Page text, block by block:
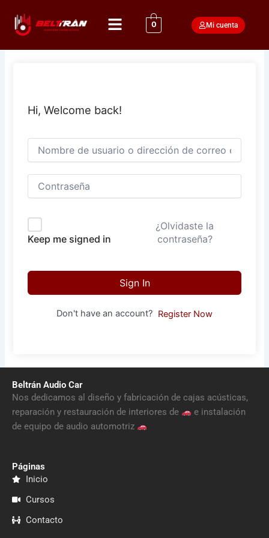
contenido
Menú 0 Mi cuenta
Hi, Welcome back!
Keep me signed in
¿Olvidaste la
contraseña?
Sign In
Don't have an account? Register Now
Beltrán Audio Car
Nos dedicamos al diseño y fabricación de cajas acústicas,
reparación y restauración de interiores de
e instalación
de equipo de audio automotriz
Páginas
Inicio
Cursos
Contacto